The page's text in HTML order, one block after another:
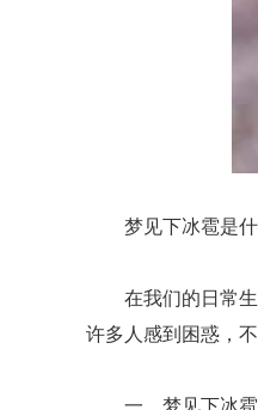
梦见下冰雹是
在我们的日常
许多人感到困惑，
一、梦见下冰